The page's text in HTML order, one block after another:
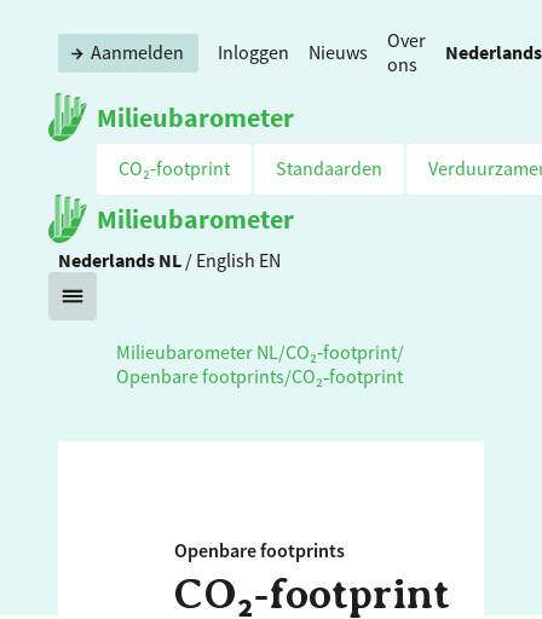
Milieubarometer
Aanmelden Inloggen Nieuws
Over
ons
Nederlands
CO₂‑footprint Standaarden
Milieubarometer
Nederlands NL / English EN
Milieubarometer NL /CO₂‑footprint/
Openbare footprints/CO₂‑footprint
Openbare footprints
CO₂‑footprint